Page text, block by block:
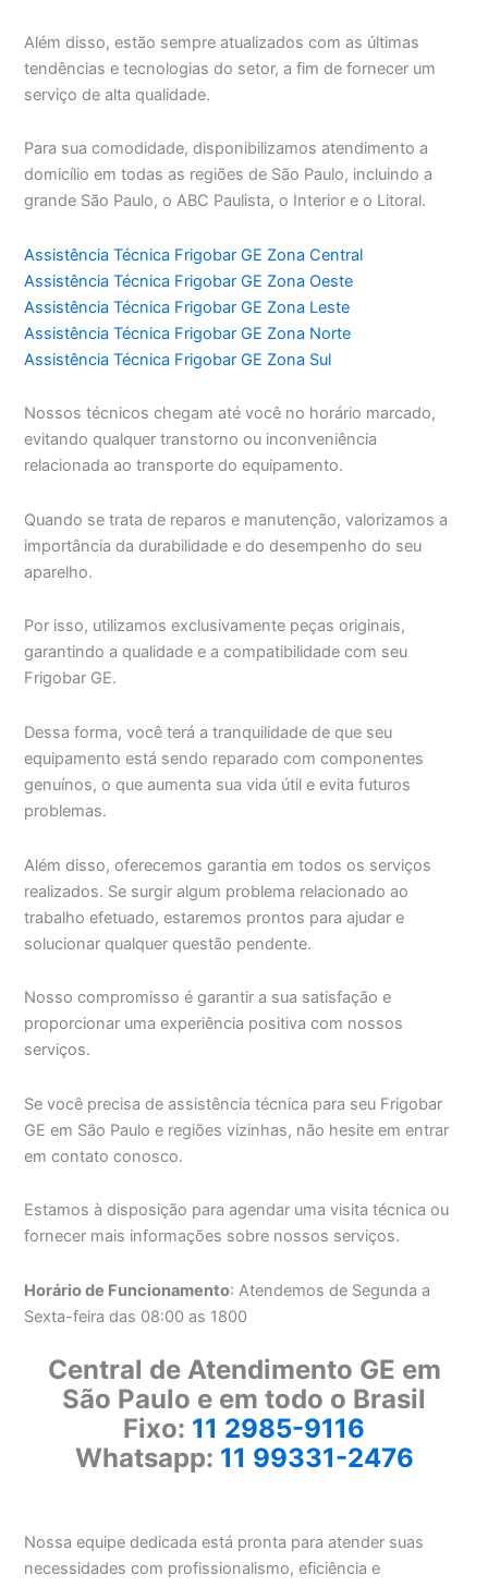
Além disso, estão sempre atualizados com as últimas
tendências e tecnologias do setor, a fim de fornecer um
serviço de alta qualidade.
Para sua comodidade, disponibilizamos atendimento a
domicílio em todas as regiões de São Paulo, incluindo a
grande São Paulo, o ABC Paulista, o Interior e o Litoral.
Assistência Técnica Frigobar GE Zona Central
Assistência Técnica Frigobar GE Zona Oeste
Assistência Técnica Frigobar GE Zona Leste
Assistência Técnica Frigobar GE Zona Norte
Assistência Técnica Frigobar GE Zona Sul
Nossos técnicos chegam até você no horário marcado,
evitando qualquer transtorno ou inconveniência
relacionada ao transporte do equipamento.
Quando se trata de reparos e manutenção, valorizamos a
importância da durabilidade e do desempenho do seu
aparelho.
Por isso, utilizamos exclusivamente peças originais,
garantindo a qualidade e a compatibilidade com seu
Frigobar GE.
Dessa forma, você terá a tranquilidade de que seu
equipamento está sendo reparado com componentes
genuínos, o que aumenta sua vida útil e evita futuros
problemas.
Além disso, oferecemos garantia em todos os serviços
realizados. Se surgir algum problema relacionado ao
trabalho efetuado, estaremos prontos para ajudar e
solucionar qualquer questão pendente.
Nosso compromisso é garantir a sua satisfação e
proporcionar uma experiência positiva com nossos
serviços.
Se você precisa de assistência técnica para seu Frigobar
GE em São Paulo e regiões vizinhas, não hesite em entrar
em contato conosco.
Estamos à disposição para agendar uma visita técnica ou
fornecer mais informações sobre nossos serviços.
Horário de Funcionamento: Atendemos de Segunda a
Sexta-feira das 08:00 as 1800
Central de Atendimento GE em
São Paulo e em todo o Brasil
Fixo: 11 2985-9116
Whatsapp: 11 99331-2476
Nossa equipe dedicada está pronta para atender suas
necessidades com profissionalismo, eficiência e